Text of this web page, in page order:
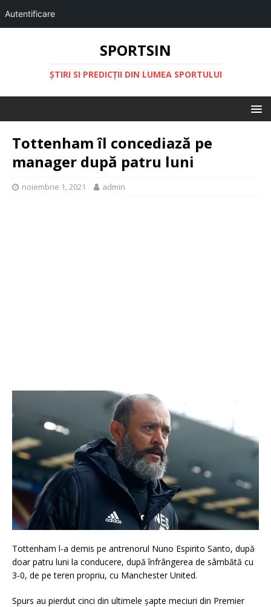
Autentificare
SPORTSIN
ŞTIRI SI PREDICŢII DIN LUMEA SPORTULUI
Tottenham îl concediază pe
manager după patru luni
noiembrie 1, 2021 admin
Tottenham l-a demis pe antrenorul Nuno Espirito Santo, după
doar patru luni la conducere, după înfrângerea de sâmbătă cu
3-0, de pe teren propriu, cu Manchester United.
Spurs au pierdut cinci din ultimele șapte meciuri din Premier